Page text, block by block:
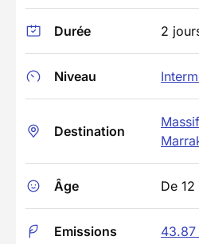
Durée 2
Niveau
Destination
Âge De
Emissions 43.87